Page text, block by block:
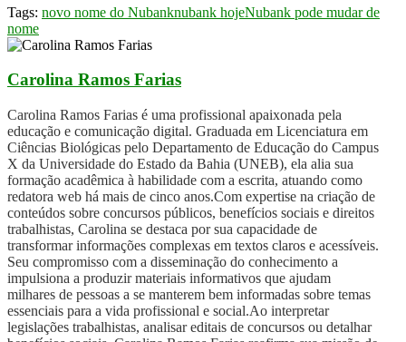
Tags: novo nome do Nubanknubank hojeNubank pode mudar de
nome
Carolina Ramos Farias
Carolina Ramos Farias é uma profissional apaixonada pela
educação e comunicação digital. Graduada em Licenciatura em
Ciências Biológicas pelo Departamento de Educação do Campus
X da Universidade do Estado da Bahia (UNEB), ela alia sua
formação acadêmica à habilidade com a escrita, atuando como
redatora web há mais de cinco anos.Com expertise na criação de
conteúdos sobre concursos públicos, benefícios sociais e direitos
trabalhistas, Carolina se destaca por sua capacidade de
transformar informações complexas em textos claros e acessíveis.
Seu compromisso com a disseminação do conhecimento a
impulsiona a produzir materiais informativos que ajudam
milhares de pessoas a se manterem bem informadas sobre temas
essenciais para a vida profissional e social.Ao interpretar
legislações trabalhistas, analisar editais de concursos ou detalhar